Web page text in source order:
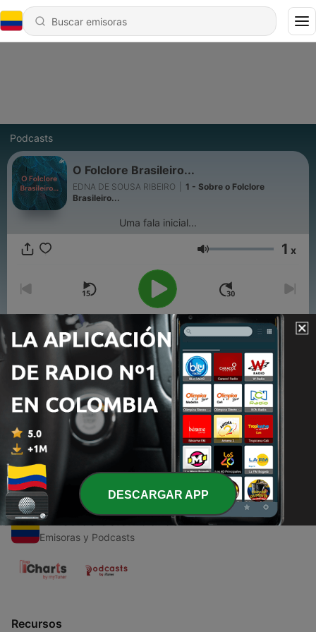
Podcasts
O Folclore Brasileiro...
EDNA DE SOUSA RIBEIRO
1 - Sobre o Folclore
Brasileiro...
Uma fala inicial...
Volumen 1 x
00:00
Episodios
1 - Sobre o Folclore Brasileiro...
25 ago. 2021
Emisoras Colombianas
Emisoras y Podcasts
Recursos
DESCARGAR APP